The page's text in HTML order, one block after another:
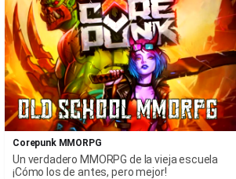
Corepunk MMORPG
Un verdadero MMORPG de la vieja escuela
¡Cómo los de antes, pero mejor!